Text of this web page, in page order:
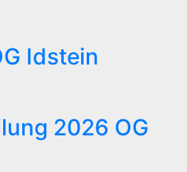
Idstein
2026 OG